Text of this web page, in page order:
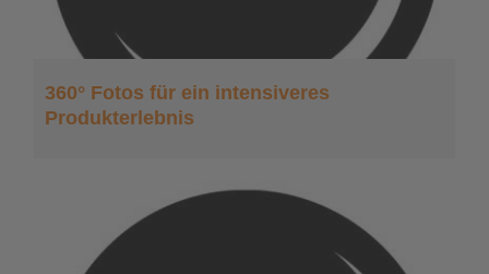
360° Fotos für ein intensiveres
Produkterlebnis